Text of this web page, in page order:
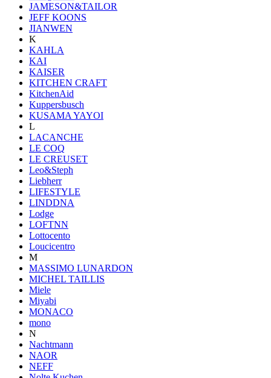
JAMESON&TAILOR
JEFF KOONS
JIANWEN
K
KAHLA
KAI
KAISER
KITCHEN CRAFT
KitchenAid
Kuppersbusch
KUSAMA YAYOI
L
LACANCHE
LE COQ
LE CREUSET
Leo&Steph
Liebherr
LIFESTYLE
LINDDNA
Lodge
LOFTNN
Lottocento
Loucicentro
M
MASSIMO LUNARDON
MICHEL TAILLIS
Miele
Miyabi
MONACO
mono
N
Nachtmann
NAOR
NEFF